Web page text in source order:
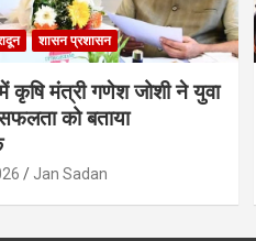
शासन प्रशासन
कृषि मंत्री गणेश जोशी ने युवा
को बताया
Jan Sadan